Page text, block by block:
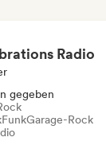
Radio
gegeben
FunkGarage-Rock